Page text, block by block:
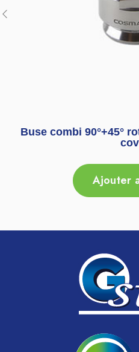
Buse combi 90°+45°
Ajouter